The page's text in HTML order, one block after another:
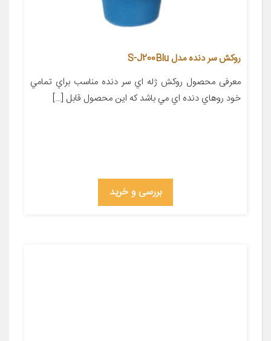
روکش سر دنده مدل S-J200Blu
معرفی محصول روکش ژله اي سر دنده مناسب براي تمامي
خود روهاي دنده اي مي باشد که اين محصول قابل […]
بررسی و خرید